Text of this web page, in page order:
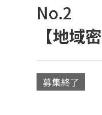
No.2
【地域
募集終了